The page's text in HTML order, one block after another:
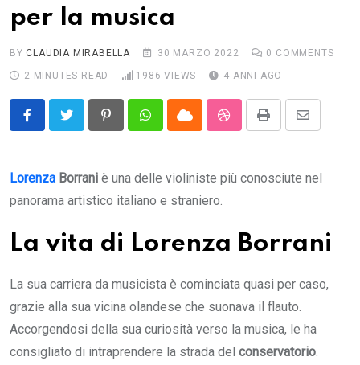
per la musica
BY CLAUDIA MIRABELLA 30 MARZO 2022 0 COMMENTS
2 MINUTES READ
1986 VIEWS 4 ANNI AGO
PinterestWhatsappCloud StumbleUpon
Print
Share
Email
Lorenza Borrani è una delle violiniste più conosciute nel
panorama artistico italiano e straniero.
La vita di Lorenza Borrani
La sua carriera da musicista è cominciata quasi per caso,
grazie alla sua vicina olandese che suonava il flauto.
Accorgendosi della sua curiosità verso la musica, le ha
consigliato di intraprendere la strada del conservatorio.